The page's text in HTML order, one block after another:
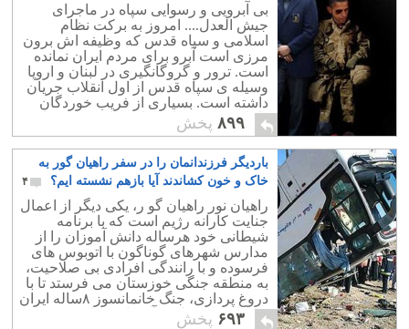
بی آبرویی و رسوایی سپاه در ماجرای
جیش العدل.... امروز به برکت نظام
اسلامی و سپاه قدس که وظیفه اش برون
مرزی است آبرو برای مردم ایران نمانده
است. ترور و گروگانگیری در لبنان و اروپا
وسیله ی سپاه قدس از اول انقلاب جریان
داشته است. بسیاری از فریب خوردگان
داخلی که نمی دانند کار سپاه قدس تنها
ترور و خرابکاری است ،همیشه داد می
زنند که: آمریکا و اسرائیل در برابر سپاه
قدس تسلیم شده اند. اما حقیقت تلخ چیز
دیگری است. حقیقت آن است که نه در
داخل و نه در خارج ،سپاه توان این را ندارد
که با گروههای کوچک مخالف برخورد کند و
امنیت مرزها را برقرار نماید. ماجرای
گروگانگیری سربازان ایرانی تنها یک نمونه
است.
۸۹۹ پخش
باردیگر فرزندانمان را در سفر راهیان گور به
خاک و خون کشاندند آیا بازهم نشسته ایم؟
۴
راهیان نور راهیان گو ر، یکی دیگر از اعمال
جنایت کارانه رژیم است که با برنامه
شیطانی خود هرساله دانش آموزان را از
مدارس شهرهای گوناگون با اتوبوس های
فرسوده و با رانندگی افرادی بی صلاحیت،
به منطقه جنگی خوزستان می فرستد تا با
دروغ پردازی، جنگ خانمانسوز ۸ساله ایران
و عراق را به دانش آموزان نشان دهد.
۶۹۳ پخش